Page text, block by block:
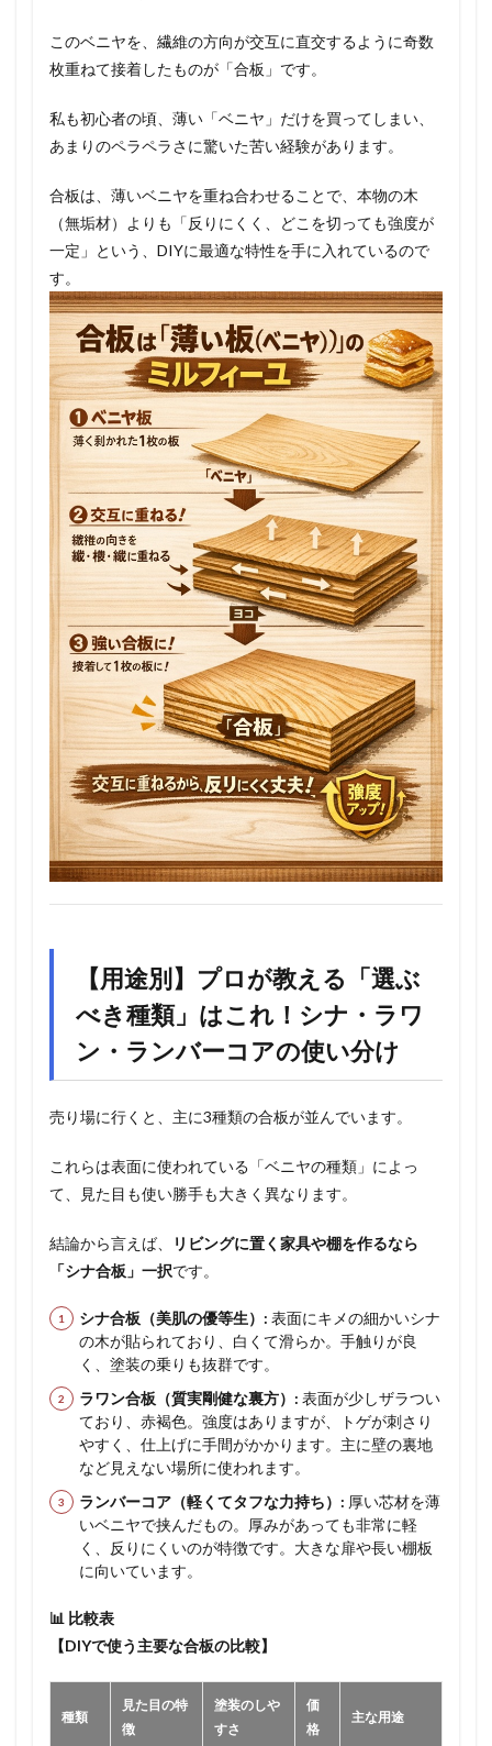
このベニヤを、繊維の方向が交互に直交するように奇数
枚重ねて接着したものが「合板」です。
私も初心者の頃、薄い「ベニヤ」だけを買ってしまい、
あまりのペラペラさに驚いた苦い経験があります。
合板は、薄いベニヤを重ね合わせることで、本物の木
（無垢材）よりも「反りにくく、どこを切っても強度が
一定」という、DIYに最適な特性を手に入れているので
す。
【用途別】プロが教える「選ぶ
べき種類」はこれ！シナ・ラワ
ン・ランバーコアの使い分け
売り場に行くと、主に3種類の合板が並んでいます。
これらは表面に使われている「ベニヤの種類」によっ
て、見た目も使い勝手も大きく異なります。
結論から言えば、
リビングに置く家具や棚を作るなら
「シナ合板」一択です。
シナ合板（美肌の優等生）: 表面にキメの細かいシナ
の木が貼られており、白くて滑らか。手触りが良
く、塗装の乗りも抜群です。
ラワン合板（質実剛健な裏方）: 表面が少しザラつい
ており、赤褐色。強度はありますが、トゲが刺さり
やすく、仕上げに手間がかかります。主に壁の裏地
など見えない場所に使われます。
ランバーコア（軽くてタフな力持ち）: 厚い芯材を薄
いベニヤで挟んだもの。厚みがあっても非常に軽
く、反りにくいのが特徴です。大きな扉や長い棚板
に向いています。
📊 比較表
【DIYで使う主要な合板の比較】
種類
見た目の特
徴
塗装のしや
すさ
価
格
主な用途